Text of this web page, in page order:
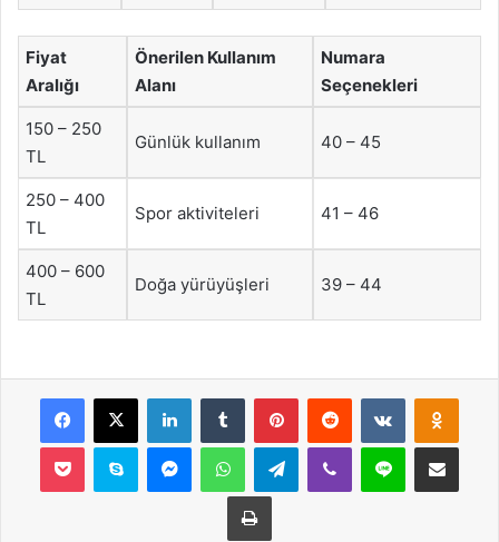
Fiyat
Aralığı
Önerilen Kullanım
Alanı
Numara
Seçenekleri
150 – 250
TL
Günlük kullanım 40 – 45
250 – 400
TL
Spor aktiviteleri 41 – 46
400 – 600
TL
Doğa yürüyüşleri 39 – 44
Facebook
X LinkedInTumblr PinterestReddit VKontakte
Pocket Skype MessengerWhatsAppTelegramViber Line E-Posta ile
Yazdır